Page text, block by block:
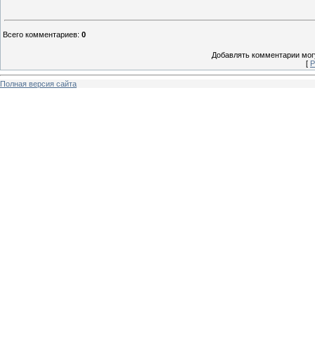
Всего комментариев: 0
Добавлять комментарии
[
Полная версия сайта